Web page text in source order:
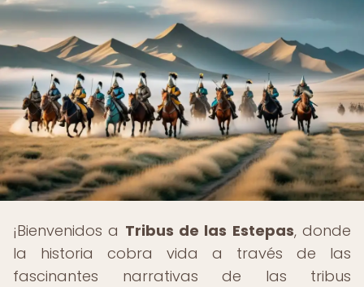
¡Bienvenidos a Tribus de las Estepas, donde
la historia cobra vida a través de las
fascinantes narrativas de las tribus